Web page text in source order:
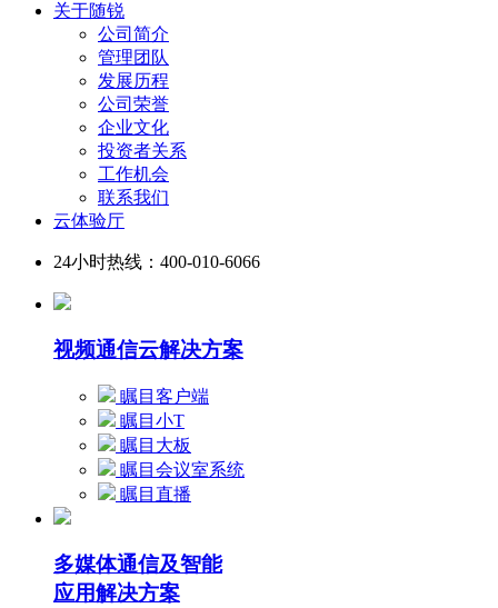
关于随锐
公司简介
管理团队
发展历程
公司荣誉
企业文化
投资者关系
工作机会
联系我们
云体验厅
24小时热线：400-010-6066
视频通信云解决方案
瞩目客户端
瞩目小T
瞩目大板
瞩目会议室系统
瞩目直播
多媒体通信及智能
应用解决方案